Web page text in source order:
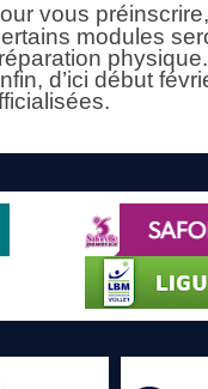
vous
modules
physique.
d’ici début